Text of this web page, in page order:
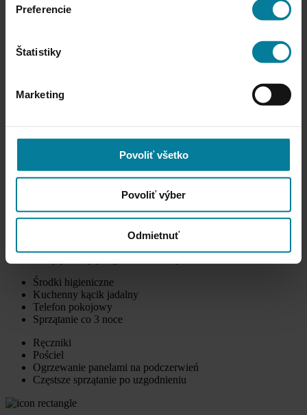
Preferencie
Štatistiky
Marketing
Povoliť všetko
Povoliť výber
Odmietnuť
łazienka
w pełni wyposażona kuchnia
Przybory toaletowe
Wyposażenie kuchenne
Środki higieniczne
Kuchenny kącik jadalny
Telefon pokojowy
Sprzątanie co 3 noce
Ręczniki
Pościel
Ogrzewanie panelami na podczerwień
Częstsze sprzątanie po uzgodnieniu